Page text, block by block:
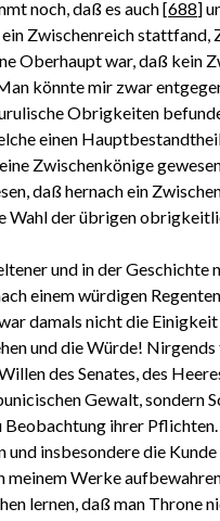
noch, daß es auch[688]
Zwischenreich
Oberhaupt war, daß kein
könnte mir zwar
Obrigkeiten
einen
Zwischenkönige
daß hernach ein
Wahl der übrigen
und in der
einem würdigen
damals nicht die
und die Würde!
des Senates, des
Gewalt, sondern
ihrer
insbesondere die
meinem Werke
lernen, daß man Throne